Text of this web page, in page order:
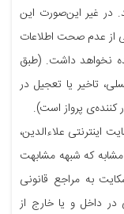
در غیر این‌صورت این
از عدم صحت اطلاعات
نخواهد داشت. (طبق
تاخیر یا تعجیل در
کننده‌ی پرواز است).
اینترنتی علاءالدین،
مشابه که شبهه مشابهت
به مراجع قانونی
در داخل و یا خارج از